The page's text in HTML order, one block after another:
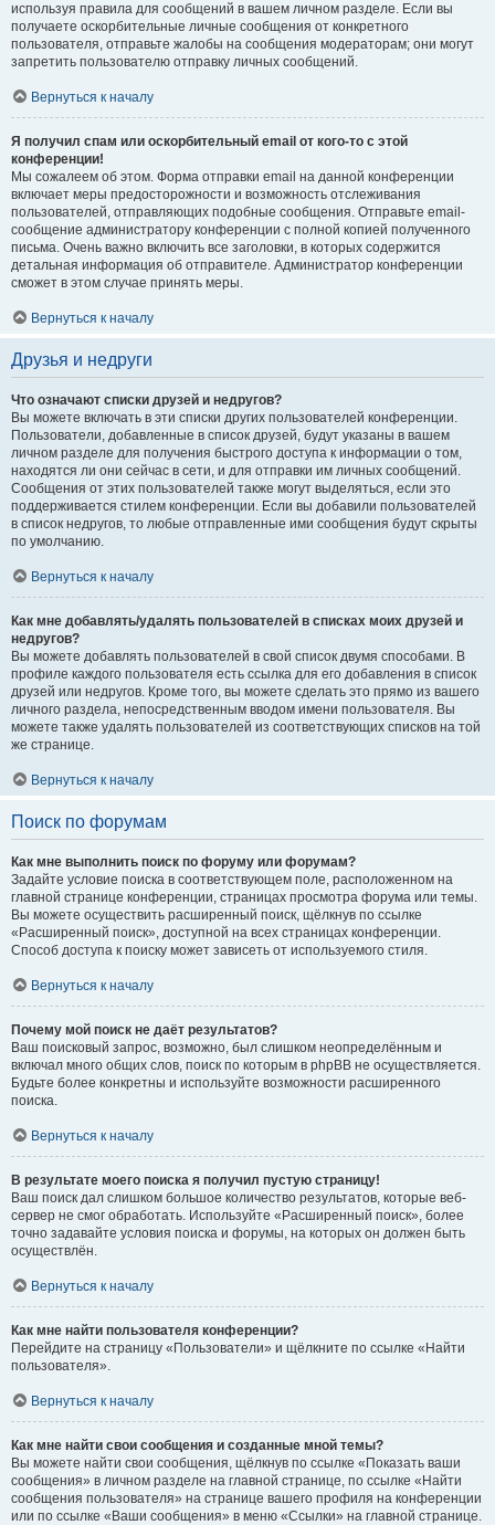
используя правила для сообщений в вашем личном разделе. Если вы
получаете оскорбительные личные сообщения от конкретного
пользователя, отправьте жалобы на сообщения модераторам; они могут
запретить пользователю отправку личных сообщений.
Вернуться к началу
Я получил спам или оскорбительный email от кого-то с этой
конференции!
Мы сожалеем об этом. Форма отправки email на данной конференции
включает меры предосторожности и возможность отслеживания
пользователей, отправляющих подобные сообщения. Отправьте email-
сообщение администратору конференции с полной копией полученного
письма. Очень важно включить все заголовки, в которых содержится
детальная информация об отправителе. Администратор конференции
сможет в этом случае принять меры.
Вернуться к началу
Друзья и недруги
Что означают списки друзей и недругов?
Вы можете включать в эти списки других пользователей конференции.
Пользователи, добавленные в список друзей, будут указаны в вашем
личном разделе для получения быстрого доступа к информации о том,
находятся ли они сейчас в сети, и для отправки им личных сообщений.
Сообщения от этих пользователей также могут выделяться, если это
поддерживается стилем конференции. Если вы добавили пользователей
в список недругов, то любые отправленные ими сообщения будут скрыты
по умолчанию.
Вернуться к началу
Как мне добавлять/удалять пользователей в списках моих друзей и
недругов?
Вы можете добавлять пользователей в свой список двумя способами. В
профиле каждого пользователя есть ссылка для его добавления в список
друзей или недругов. Кроме того, вы можете сделать это прямо из вашего
личного раздела, непосредственным вводом имени пользователя. Вы
можете также удалять пользователей из соответствующих списков на той
же странице.
Вернуться к началу
Поиск по форумам
Как мне выполнить поиск по форуму или форумам?
Задайте условие поиска в соответствующем поле, расположенном на
главной странице конференции, страницах просмотра форума или темы.
Вы можете осуществить расширенный поиск, щёлкнув по ссылке
«Расширенный поиск», доступной на всех страницах конференции.
Способ доступа к поиску может зависеть от используемого стиля.
Вернуться к началу
Почему мой поиск не даёт результатов?
Ваш поисковый запрос, возможно, был слишком неопределённым и
включал много общих слов, поиск по которым в phpBB не осуществляется.
Будьте более конкретны и используйте возможности расширенного
поиска.
Вернуться к началу
В результате моего поиска я получил пустую страницу!
Ваш поиск дал слишком большое количество результатов, которые веб-
сервер не смог обработать. Используйте «Расширенный поиск», более
точно задавайте условия поиска и форумы, на которых он должен быть
осуществлён.
Вернуться к началу
Как мне найти пользователя конференции?
Перейдите на страницу «Пользователи» и щёлкните по ссылке «Найти
пользователя».
Вернуться к началу
Как мне найти свои сообщения и созданные мной темы?
Вы можете найти свои сообщения, щёлкнув по ссылке «Показать ваши
сообщения» в личном разделе на главной странице, по ссылке «Найти
сообщения пользователя» на странице вашего профиля на конференции
или по ссылке «Ваши сообщения» в меню «Ссылки» на главной странице.